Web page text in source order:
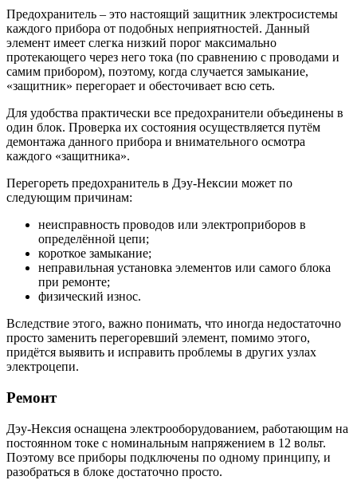
Предохранитель – это настоящий защитник электросистемы
каждого прибора от подобных неприятностей. Данный
элемент имеет слегка низкий порог максимально
протекающего через него тока (по сравнению с проводами и
самим прибором), поэтому, когда случается замыкание,
«защитник» перегорает и обесточивает всю сеть.
Для удобства практически все предохранители объединены в
один блок. Проверка их состояния осуществляется путём
демонтажа данного прибора и внимательного осмотра
каждого «защитника».
Перегореть предохранитель в Дэу-Нексии может по
следующим причинам:
неисправность проводов или электроприборов в
определённой цепи;
короткое замыкание;
неправильная установка элементов или самого блока
при ремонте;
физический износ.
Вследствие этого, важно понимать, что иногда недостаточно
просто заменить перегоревший элемент, помимо этого,
придётся выявить и исправить проблемы в других узлах
электроцепи.
Ремонт
Дэу-Нексия оснащена электрооборудованием, работающим на
постоянном токе с номинальным напряжением в 12 вольт.
Поэтому все приборы подключены по одному принципу, и
разобраться в блоке достаточно просто.